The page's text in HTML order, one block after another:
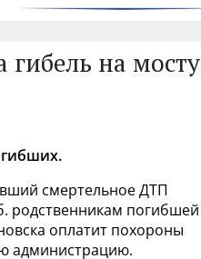
гибель на мосту
смертельное ДТП
родственникам погибшей
оплатит похороны
администрацию.